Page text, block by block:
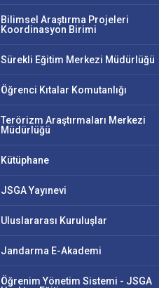
Bilimsel Araştırma Projeleri
Koordinasyon Birimi
Sürekli Eğitim Merkezi Müdürlüğü
Öğrenci Kıtalar Komutanlığı
Terörizm Araştırmaları Merkezi
Müdürlüğü
Kütüphane
JSGA Yayınevi
Uluslararası Kuruluşlar
Jandarma E-Akademi
Öğrenim Yönetim Sistemi - JSGA